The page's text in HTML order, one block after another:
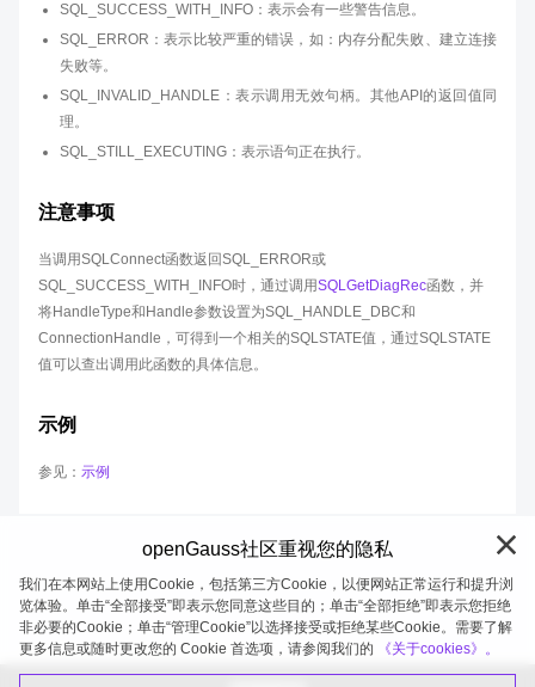
SQL_SUCCESS_WITH_INFO：表示会有一些警告信息。
SQL_ERROR：表示比较严重的错误，如：内存分配失败、建立连接
失败等。
SQL_INVALID_HANDLE：表示调用无效句柄。其他API的返回值同
理。
SQL_STILL_EXECUTING：表示语句正在执行。
注意事项
当调用SQLConnect函数返回SQL_ERROR或
SQL_SUCCESS_WITH_INFO时，通过调用SQLGetDiagRec函数，并
将HandleType和Handle参数设置为SQL_HANDLE_DBC和
ConnectionHandle，可得到一个相关的SQLSTATE值，通过SQLSTATE
值可以查出调用此函数的具体信息。
示例
参见： 示例
openGauss 2026-08-08 20:27:21
openGauss社区重视您的隐私
我们在本网站上使用Cookie，包括第三方Cookie，以便网站正常运行和提升浏
览体验。单击“全部接受”即表示您同意这些目的；单击“全部拒绝”即表示您拒绝
非必要的Cookie；单击“管理Cookie”以选择接受或拒绝某些Cookie。需要了解
更多信息或随时更改您的 Cookie 首选项，请参阅我们的
《关于cookies》。